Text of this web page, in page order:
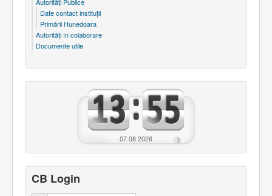
Autorităţi Publice
Date contact instituţii
Primării Hunedoara
Autorităţi în colaborare
Documente utile
07.08.2026
CB Login